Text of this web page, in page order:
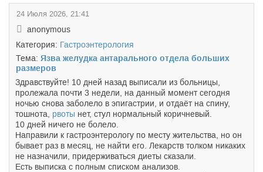
24 Июля 2026, 21:41
anonymous
Категория: Гастроэнтерология
Тема: Язва желудка антарального отдела больших
размеров
Здравствуйте! 10 дней назад выписали из больницы,
пролежала почти 3 недели, на данный момент сегодня
ночью снова заболело в эпигастрии, и отдаёт на спину,
тошнота, рвоты нет, стул нормальный коричневый.
10 дней ничего не болело.
Направили к гастроэнтерологу по месту жительства, но он
бывает раз в месяц, не найти его. Лекарств толком никаких
не назначили, придерживаться диеты сказали.
Есть выписка с полным списком анализов.